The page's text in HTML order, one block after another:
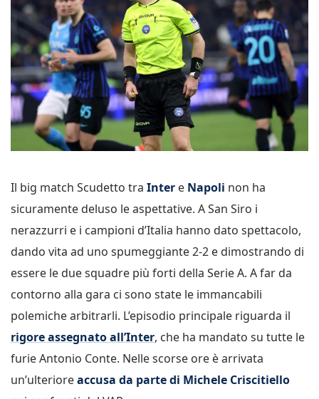
Il big match Scudetto tra Inter e Napoli non ha
sicuramente deluso le aspettative. A San Siro i
nerazzurri e i campioni d’Italia hanno dato spettacolo,
dando vita ad uno spumeggiante 2-2 e dimostrando di
essere le due squadre più forti della Serie A. A far da
contorno alla gara ci sono state le immancabili
polemiche arbitrarli. L’episodio principale riguarda il
rigore assegnato all’Inter, che ha mandato su tutte le
furie Antonio Conte. Nelle scorse ore è arrivata
un’ulterioreaccusa da parte di Michele Criscitiello